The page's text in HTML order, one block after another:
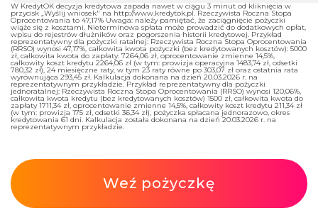
W KredytOK decyzja kredytowa zapada nawet w ciągu 3 minut od kliknięcia w
przycisk „Wyślij wniosek" na http://www.kredytok.pl. Rzeczywista Roczna Stopa
Oprocentowania to 47,17% Uwaga: należy pamiętać, że zaciągnięcie pożyczki
wiąże się z kosztami. Nieterminowa spłata może prowadzić do dodatkowych opłat,
wpisu do rejestrów dłużników oraz pogorszenia historii kredytowej. Przykład
reprezentatywny dla pożyczki ratalnej: Rzeczywista Roczna Stopa Oprocentowania
(RRSO) wynosi 47,17%, całkowita kwota pożyczki (bez kredytowanych kosztów): 5000
zł, całkowita kwota do zapłaty: 7264,06 zł, oprocentowanie zmienne 14,5%,
całkowity koszt kredytu 2264,06 zł (w tym: prowizja operacyjna 1483,74 zł, odsetki
780,32 zł), 24 miesięczne raty, w tym 23 raty równe po 303,07 zł oraz ostatnia rata
wyrównująca 293,45 zł. Kalkulacja dokonana na dzień 20.03.2026 r. na
reprezentatywnym przykładzie. Przykład reprezentatywny dla pożyczki
jednoratalnej: Rzeczywista Roczna Stopa Oprocentowania (RRSO) wynosi 120,06%,
całkowita kwota kredytu (bez kredytowanych kosztów) 1500 zł, całkowita kwota do
zapłaty 1711,34 zł, oprocentowanie zmienne 14,5%, całkowity koszt kredytu 211,34 zł
(w tym: prowizja 175 zł, odsetki 36,34 zł), pożyczka spłacana jednorazowo, okres
kredytowania 61 dni. Kalkulacja została dokonana na dzień 20.03.2026 r. na
reprezentatywnym przykładzie.
Weź pożyczkę